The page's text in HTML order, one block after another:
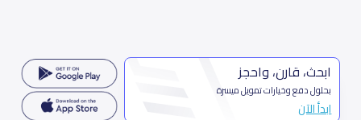
ابحث، قارن، واحجز
بحلول دفع وخيارات تمويل ميسرة
ابدأ الآن